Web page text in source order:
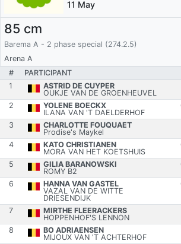
11 May
85 cm
Barema A - 2 phase special (274.2.5)
Arena A
#
PARTICIPANT
1
ASTRID DE CUYPER
OUKJE VAN DE GROENHEUVEL
2
YOLENE BOECKX
ILANA VAN 'T DAELDERHOF
3
CHARLOTTE FOUQUAET
Prodise's Maykel
4
KATO CHRISTIANEN
MORA VAN HET KOETSHUIS
5
GILIA BARANOWSKI
ROMY B2
6
HANNA VAN GASTEL
VAZAL VAN DE WITTE
DRIESENDIJK
7
MIRTHE FLEERACKERS
HOPPENHOF'S LENNON
8
BO ADRIAENSEN
MIJOUX VAN 'T ACHTERHOF